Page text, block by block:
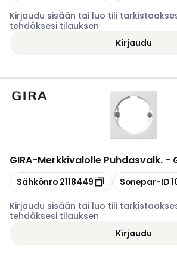
Kirjaudu sisään tai luo tili
tehdäksesi tilauksen
Kirjaudu
GIRA-Merkkivalolle Puhdasvalk. -
Kopioi
Sähkönro 2118449 Kopioi
Sonepar-ID
Kirjaudu sisään tai luo tili
tehdäksesi tilauksen
Kirjaudu